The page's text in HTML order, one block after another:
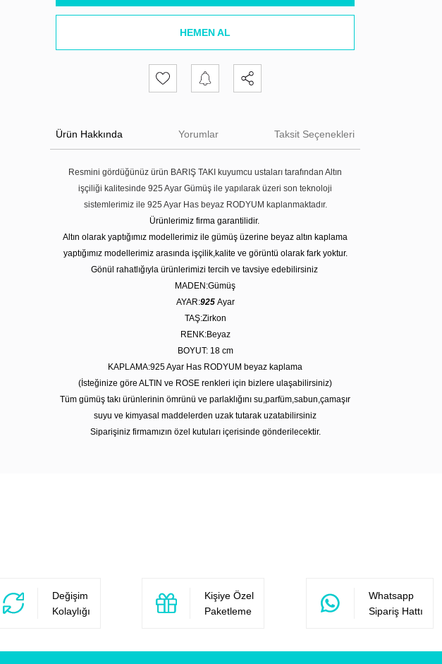
HEMEN AL
Ürün Hakkında Yorumlar Taksit Seçenekleri
Resmini gördüğünüz ürün BARIŞ TAKI kuyumcu ustaları tarafından Altın
işçiliği kalitesinde 925 Ayar Gümüş ile yapılarak üzeri son teknoloji
sistemlerimiz ile 925 Ayar Has beyaz RODYUM kaplanmaktadır.
Ürünlerimiz firma garantilidir.
Altın olarak yaptığımız modellerimiz ile gümüş üzerine beyaz altın kaplama
yaptığımız modellerimiz arasında işçilik,kalite ve görüntü olarak fark yoktur.
Gönül rahatlığıyla ürünlerimizi tercih ve tavsiye edebilirsiniz
MADEN:Gümüş
AYAR:925 Ayar
TAŞ:Zirkon
RENK:Beyaz
BOYUT: 18 cm
KAPLAMA:925 Ayar Has RODYUM beyaz kaplama
(İsteğinize göre ALTIN ve ROSE renkleri için bizlere ulaşabilirsiniz)
Tüm gümüş takı ürünlerinin ömrünü ve parlaklığını su,parfüm,sabun,çamaşır
suyu ve kimyasal maddelerden uzak tutarak uzatabilirsiniz
Siparişiniz firmamızın özel kutuları içerisinde gönderilecektir.
Değişim
Kolaylığı
Kişiye Özel
Paketleme
Whatsapp
Sipariş Hattı